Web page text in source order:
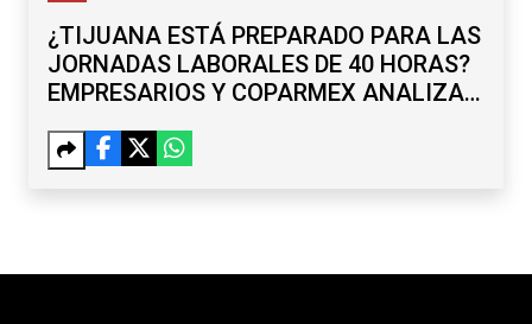
¿TIJUANA ESTÁ PREPARADO PARA LAS
JORNADAS LABORALES DE 40 HORAS?
EMPRESARIOS Y COPARMEX ANALIZAN